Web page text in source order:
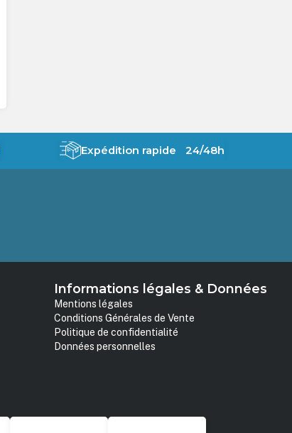
Expédition rapide 24/48h
Informations légales & Données
Mentions légales
Conditions Générales de Vente
Politique de confidentialité
Données personnelles